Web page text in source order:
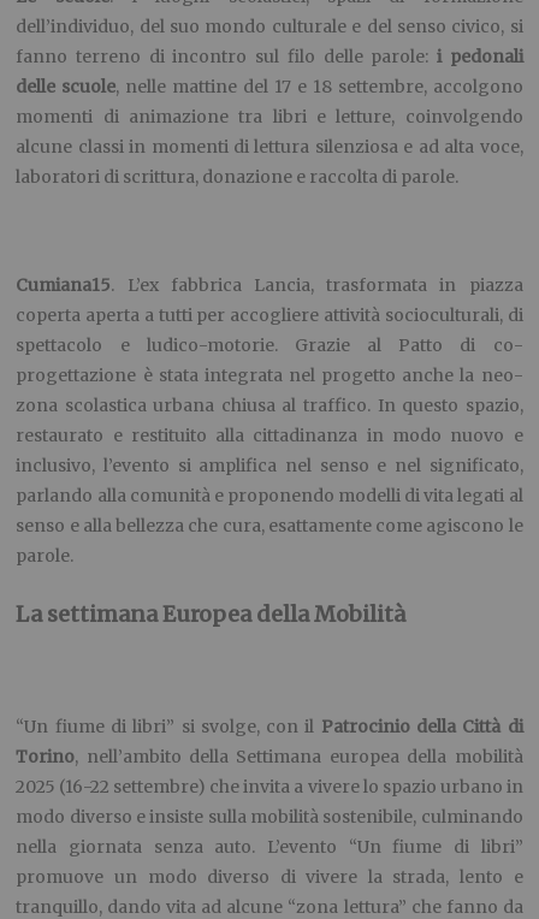
dell’individuo, del suo mondo culturale e del senso civico, si
fanno terreno di incontro sul filo delle parole: i pedonali
delle scuole, nelle mattine del 17 e 18 settembre, accolgono
momenti di animazione tra libri e letture, coinvolgendo
alcune classi in momenti di lettura silenziosa e ad alta voce,
laboratori di scrittura, donazione e raccolta di parole.
Cumiana15. L’ex fabbrica Lancia, trasformata in piazza
coperta aperta a tutti per accogliere attività socioculturali, di
spettacolo e ludico-motorie. Grazie al Patto di co-
progettazione è stata integrata nel progetto anche la neo-
zona scolastica urbana chiusa al traffico. In questo spazio,
restaurato e restituito alla cittadinanza in modo nuovo e
inclusivo, l’evento si amplifica nel senso e nel significato,
parlando alla comunità e proponendo modelli di vita legati al
senso e alla bellezza che cura, esattamente come agiscono le
parole.
La settimana Europea della Mobilità
“Un fiume di libri” si svolge, con il Patrocinio della Città di
Torino, nell’ambito della Settimana europea della mobilità
2025 (16-22 settembre) che invita a vivere lo spazio urbano in
modo diverso e insiste sulla mobilità sostenibile, culminando
nella giornata senza auto. L’evento “Un fiume di libri”
promuove un modo diverso di vivere la strada, lento e
tranquillo, dando vita ad alcune “zona lettura” che fanno da